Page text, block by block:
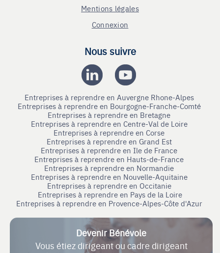
Mentions légales
Connexion
Nous suivre
Entreprises à reprendre en Auvergne Rhone-Alpes
Entreprises à reprendre en Bourgogne-Franche-Comté
Entreprises à reprendre en Bretagne
Entreprises à reprendre en Centre-Val de Loire
Entreprises à reprendre en Corse
Entreprises à reprendre en Grand Est
Entreprises à reprendre en Ile de France
Entreprises à reprendre en Hauts-de-France
Entreprises à reprendre en Normandie
Entreprises à reprendre en Nouvelle-Aquitaine
Entreprises à reprendre en Occitanie
Entreprises à reprendre en Pays de la Loire
Entreprises à reprendre en Provence-Alpes-Côte d'Azur
Devenir Bénévole
Vous étiez dirigeant ou cadre dirigeant